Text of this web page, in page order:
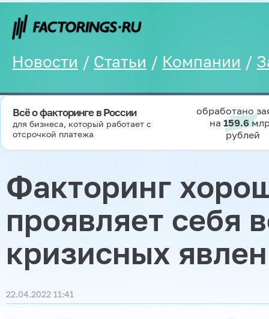
Новости / Статьи / Компании /
Всё о факторинге в России
для бизнеса, который работает с
отсрочкой платежа
обработано
на 159.6
рублей
Факторинг
проявляет себя
кризисных
22.04.2022 11:41